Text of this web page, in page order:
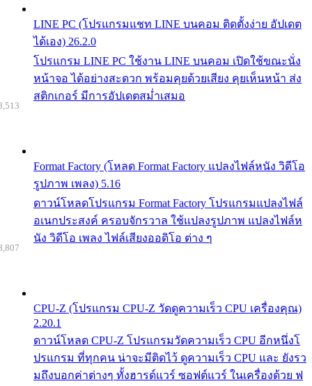
LINE PC (โปรแกรมแชท LINE บนคอม ติดตั้งง่าย อัปเดต
ได้เอง) 26.2.0
โปรแกรม LINE PC ใช้งาน LINE บนคอม เปิดใช้ขณะนั่ง
หน้าจอ ได้อย่างสะดวก พร้อมคุยด้วยเสียง คุยเห็นหน้า ส่ง
สติกเกอร์ มีการอัปเดตสม่ำเสมอ
Format Factory (โหลด Format Factory แปลงไฟล์หนัง วิดีโอ
รูปภาพ เพลง) 5.16
ดาวน์โหลดโปรแกรม Format Factory โปรแกรมแปลงไฟล์
อเนกประสงค์ ครอบจักรวาล ใช้แปลงรูปภาพ แปลงไฟล์ห
นัง วิดีโอ เพลง ไฟล์เสียงออดิโอ ต่าง ๆ
CPU-Z (โปรแกรม CPU-Z วัดดูความเร็ว CPU เครื่องคุณ)
2.20.1
ดาวน์โหลด CPU-Z โปรแกรมวัดความเร็ว CPU อีกหนึ่งโ
ปรแกรม ที่ทุกคน น่าจะมีติดไว้ ดูความเร็ว CPU และ ยังรว
มถึงบอกค่าต่างๆ ทั้งฮารด์แวร์ ซอฟต์แวร์ ในเครื่องด้วย ฟ